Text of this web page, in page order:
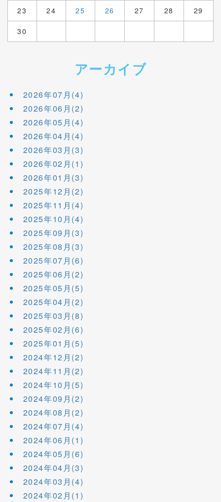
23 24 25 26 27 28 29
30
アーカイブ
2026年07月(4)
2026年06月(2)
2026年05月(4)
2026年04月(4)
2026年03月(3)
2026年02月(1)
2026年01月(3)
2025年12月(2)
2025年11月(4)
2025年10月(4)
2025年09月(3)
2025年08月(3)
2025年07月(6)
2025年06月(2)
2025年05月(5)
2025年04月(2)
2025年03月(8)
2025年02月(6)
2025年01月(5)
2024年12月(2)
2024年11月(2)
2024年10月(5)
2024年09月(2)
2024年08月(2)
2024年07月(4)
2024年06月(1)
2024年05月(6)
2024年04月(3)
2024年03月(4)
2024年02月(1)